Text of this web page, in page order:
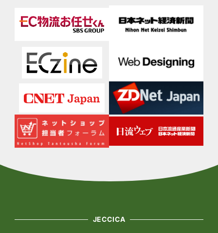
JECCICA